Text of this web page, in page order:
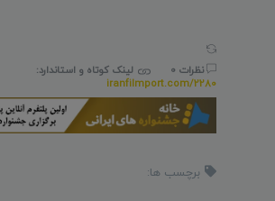
نظرات 0
لینک کوتاه و استاندارد:
iranfilmport.com/2280
برچسب ها: